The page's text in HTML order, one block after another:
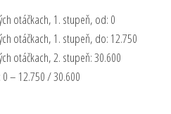
otáčkach, 1. stupeň, od: 0
otáčkach, 1. stupeň, do: 12.750
otáčkach, 2. stupeň: 30.600
– 12.750 / 30.600